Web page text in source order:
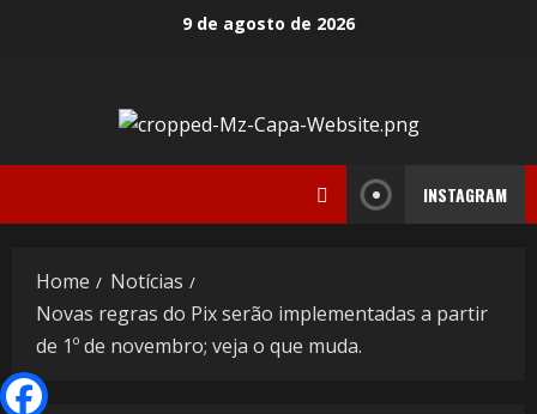
9 de agosto de 2026
INSTAGRAM
Home
Notícias
Novas regras do Pix serão implementadas a partir
de 1º de novembro; veja o que muda.